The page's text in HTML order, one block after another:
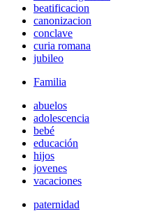
beatificacion
canonizacion
conclave
curia romana
jubileo
Familia
abuelos
adolescencia
bebé
educación
hijos
jovenes
vacaciones
paternidad